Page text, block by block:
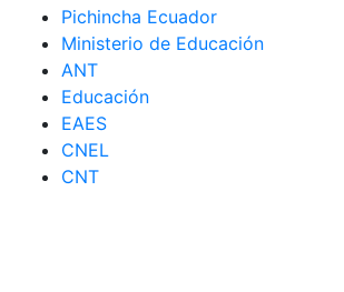
Pichincha Ecuador
Ministerio de Educación
ANT
Educación
EAES
CNEL
CNT